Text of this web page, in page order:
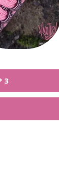
3